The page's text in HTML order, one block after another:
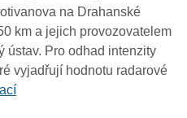
na Drahanské
km a jejich provozovatelem
ústav. Pro odhad intenzity
vyjadřují hodnotu radarové